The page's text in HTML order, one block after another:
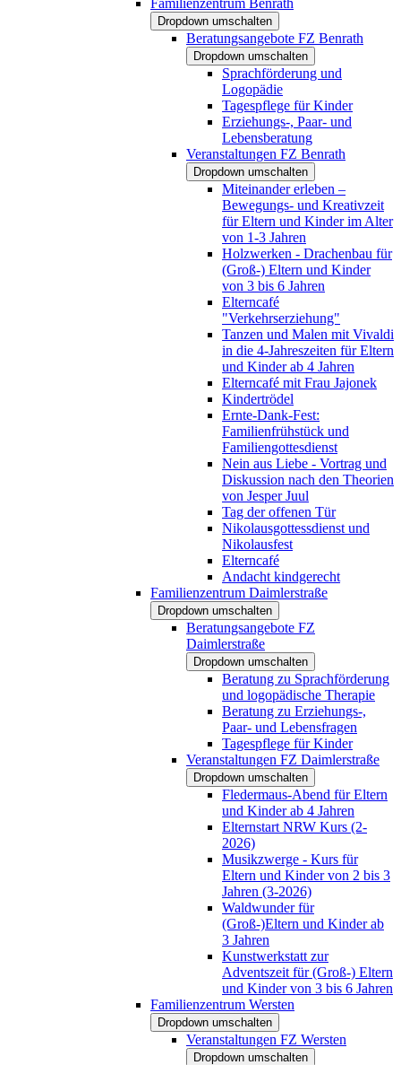
Dropdown umschalten
Beratungsangebote FZ Benrath
Dropdown umschalten
Sprachförderung und
Logopädie
Tagespflege für Kinder
Erziehungs-, Paar- und
Lebensberatung
Veranstaltungen FZ Benrath
Dropdown umschalten
Miteinander erleben –
Bewegungs- und Kreativzeit
für Eltern und Kinder im Alter
von 1-3 Jahren
Holzwerken - Drachenbau für
(Groß-) Eltern und Kinder
von 3 bis 6 Jahren
Elterncafé
"Verkehrserziehung"
Tanzen und Malen mit Vivaldi
in die 4-Jahreszeiten für Eltern
und Kinder ab 4 Jahren
Elterncafé mit Frau Jajonek
Kindertrödel
Ernte-Dank-Fest:
Familienfrühstück und
Familiengottesdienst
Nein aus Liebe - Vortrag und
Diskussion nach den Theorien
von Jesper Juul
Tag der offenen Tür
Nikolausgottessdienst und
Nikolausfest
Elterncafé
Andacht kindgerecht
Familienzentrum Daimlerstraße
Dropdown umschalten
Beratungsangebote FZ
Daimlerstraße
Dropdown umschalten
Beratung zu Sprachförderung
und logopädische Therapie
Beratung zu Erziehungs-,
Paar- und Lebensfragen
Tagespflege für Kinder
Veranstaltungen FZ Daimlerstraße
Dropdown umschalten
Fledermaus-Abend für Eltern
und Kinder ab 4 Jahren
Elternstart NRW Kurs (2-
2026)
Musikzwerge - Kurs für
Eltern und Kinder von 2 bis 3
Jahren (3-2026)
Waldwunder für
(Groß-)Eltern und Kinder ab
3 Jahren
Kunstwerkstatt zur
Adventszeit für (Groß-) Eltern
und Kinder von 3 bis 6 Jahren
Familienzentrum Wersten
Dropdown umschalten
Veranstaltungen FZ Wersten
Dropdown umschalten